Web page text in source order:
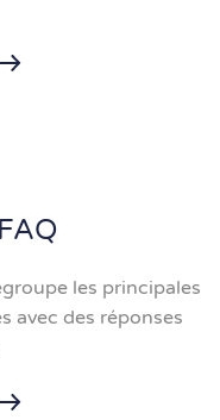
les principales
avec des réponses